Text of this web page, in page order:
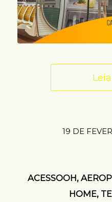
19 DE
ACESSOOH,
HOME,